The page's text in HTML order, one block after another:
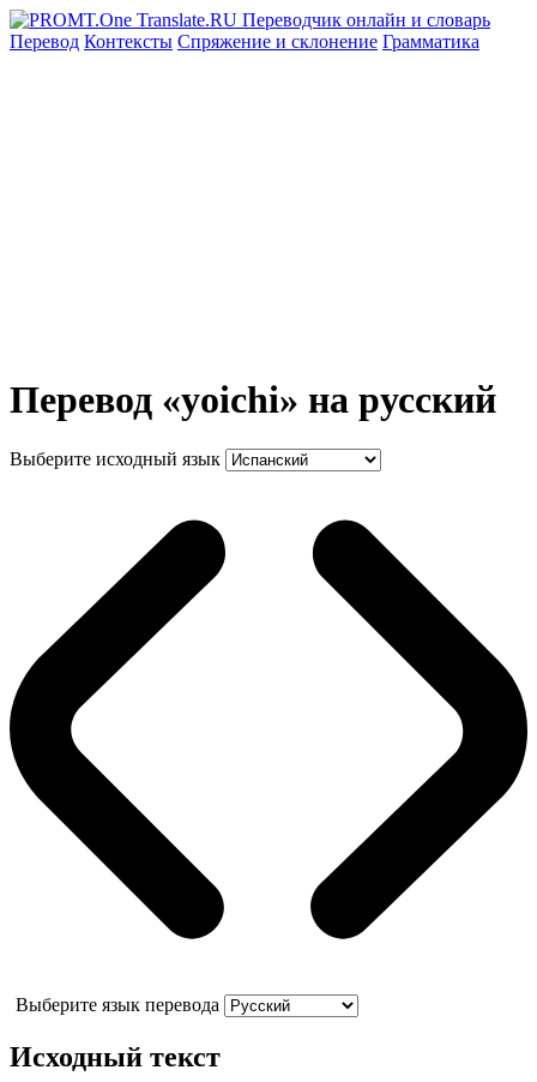
Перевод Контексты Спряжение и склонение Грамматика
Перевод «yoichi» на русский
Выберите исходный язык
Выберите язык перевода
Исходный текст